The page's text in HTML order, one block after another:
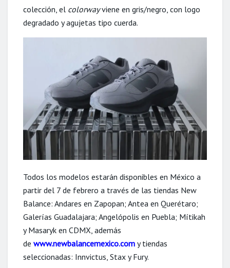
colección, el colorwayviene en gris/negro, con logo
degradado y agujetas tipo cuerda.
Todos los modelos estarán disponibles en México a
partir del 7 de febrero a través de las tiendas New
Balance: Andares en Zapopan; Antea en Querétaro;
Galerías Guadalajara; Angelópolis en Puebla; Mítikah
y Masaryk en CDMX, además
de www.newbalancemexico.com y tiendas
seleccionadas: Innvictus, Stax y Fury.